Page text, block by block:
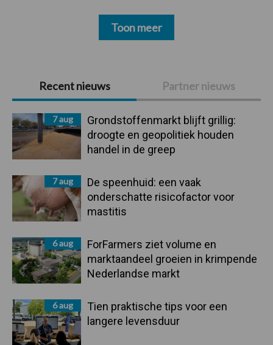
Primaire
Sidebar
Recent nieuws Partner nieuws
7 aug
Grondstoffenmarkt blijft grillig:
droogte en geopolitiek houden
handel in de greep
7 aug
De speenhuid: een vaak
onderschatte risicofactor voor
mastitis
6 aug
ForFarmers ziet volume en
marktaandeel groeien in krimpende
Nederlandse markt
6 aug
Tien praktische tips voor een
langere levensduur
Toon meer